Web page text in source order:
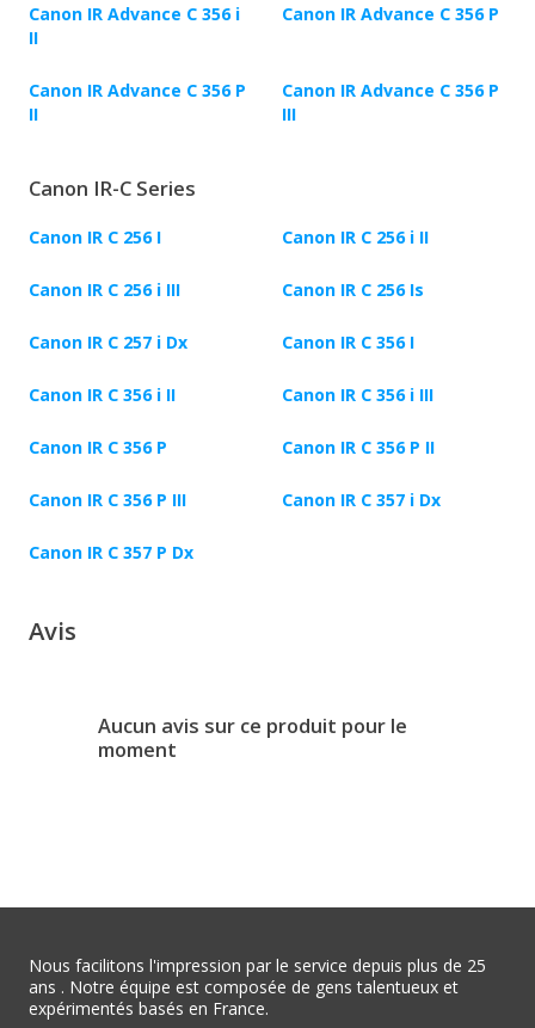
Canon IR Advance C 356 i
II
Canon IR Advance C 356 P
Canon IR Advance C 356 P
II
Canon IR Advance C 356 P
III
Canon IR-C Series
Canon IR C 256 I Canon IR C 256 i II
Canon IR C 256 i III Canon IR C 256 Is
Canon IR C 257 i Dx Canon IR C 356 I
Canon IR C 356 i II Canon IR C 356 i III
Canon IR C 356 P Canon IR C 356 P II
Canon IR C 356 P III Canon IR C 357 i Dx
Canon IR C 357 P Dx
Avis
Aucun avis sur ce produit pour le
moment
Nous facilitons l'impression par le service depuis plus de 25
ans . Notre équipe est composée de gens talentueux et
expérimentés basés en France.